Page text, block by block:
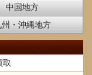
中国地方
州・沖縄地方
取